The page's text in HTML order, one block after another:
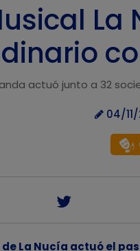
actuó junto a 32
04/11/
La Nucía actuó el